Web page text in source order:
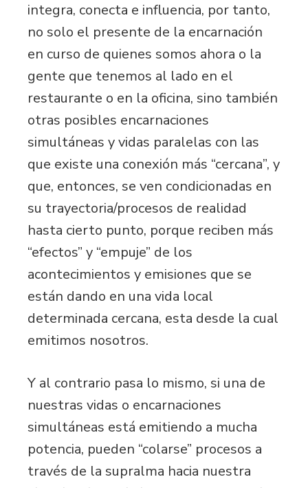
integra, conecta e influencia, por tanto,
no solo el presente de la encarnación
en curso de quienes somos ahora o la
gente que tenemos al lado en el
restaurante o en la oficina, sino también
otras posibles encarnaciones
simultáneas y vidas paralelas con las
que existe una conexión más “cercana”, y
que, entonces, se ven condicionadas en
su trayectoria/procesos de realidad
hasta cierto punto, porque reciben más
“efectos” y “empuje” de los
acontecimientos y emisiones que se
están dando en una vida local
determinada cercana, esta desde la cual
emitimos nosotros.
Y al contrario pasa lo mismo, si una de
nuestras vidas o encarnaciones
simultáneas está emitiendo a mucha
potencia, pueden “colarse” procesos a
través de la supralma hacia nuestra